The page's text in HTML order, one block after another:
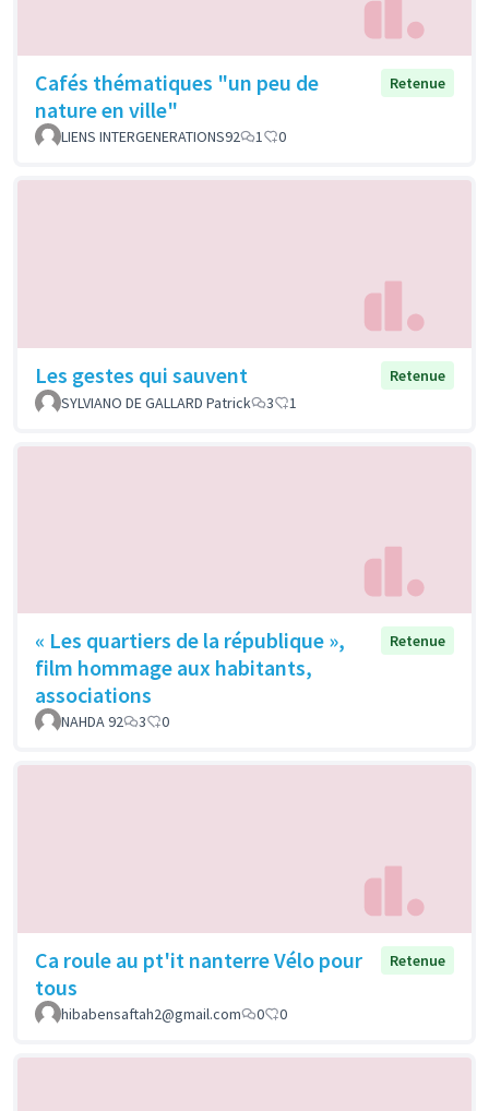
Cafés thématiques "un peu de
nature en ville"
Retenue
LIENS INTERGENERATIONS92 1 0
Les gestes qui sauvent
Retenue
SYLVIANO DE GALLARD Patrick
3 1
« Les quartiers de la république »,
film hommage aux habitants,
associations
Retenue
NAHDA 92 3 0
Ca roule au pt'it nanterre Vélo pour
tous
Retenue
hibabensaftah2@gmail.com 0 0